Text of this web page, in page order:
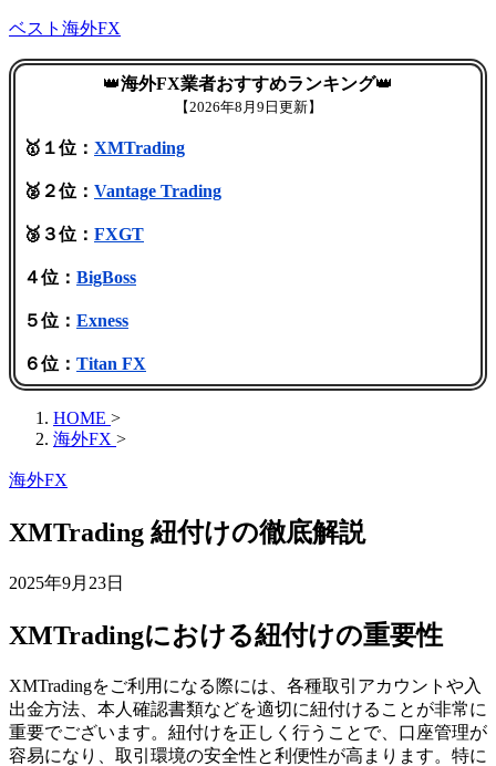
ベスト海外FX
👑海外FX業者おすすめランキング👑
【2026年8月9日更新】
🥇１位： XMTrading
🥈２位： Vantage Trading
🥉３位： FXGT
４位： BigBoss
５位： Exness
６位： Titan FX
HOME >
海外FX >
海外FX
XMTrading 紐付けの徹底解説
2025年9月23日
XMTradingにおける紐付けの重要性
XMTradingをご利用になる際には、各種取引アカウントや入
出金方法、本人確認書類などを適切に紐付けることが非常に
重要でございます。紐付けを正しく行うことで、口座管理が
容易になり、取引環境の安全性と利便性が高まります。特に